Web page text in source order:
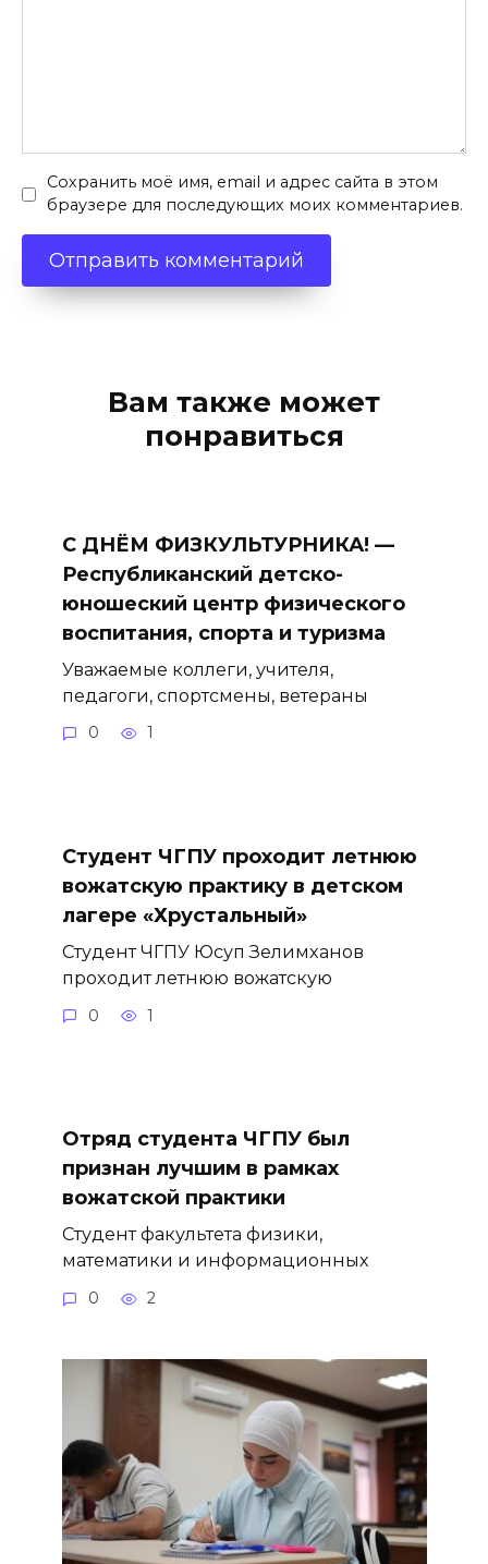
Сохранить моё имя, email и адрес сайта в этом
браузере для последующих моих комментариев.
Вам также может
понравиться
С ДНЁМ ФИЗКУЛЬТУРНИКА! —
Республиканский детско-
юношеский центр физического
воспитания, спорта и туризма
Уважаемые коллеги, учителя,
педагоги, спортсмены, ветераны
0 1
Студент ЧГПУ проходит летнюю
вожатскую практику в детском
лагере «Хрустальный»
Студент ЧГПУ Юсуп Зелимханов
проходит летнюю вожатскую
0 1
Отряд студента ЧГПУ был
признан лучшим в рамках
вожатской практики
Студент факультета физики,
математики и информационных
0 2